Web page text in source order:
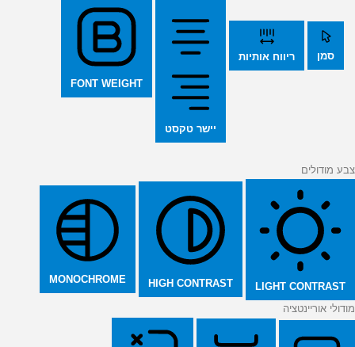
סמן ריווח אותיות
יישר טקסט
FONT WEIGHT
צבע מודולים
LIGHT CONTRAST
HIGH CONTRAST
MONOCHROME
מודולי אוריינטציה